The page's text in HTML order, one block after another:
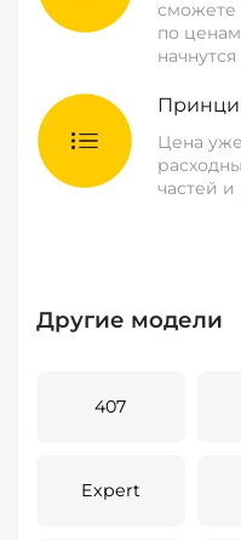
по
Цена
частей и
Другие модели
407
Expert